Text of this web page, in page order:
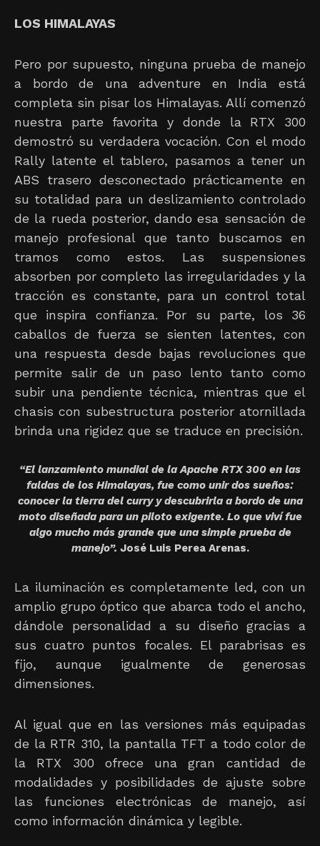
LOS HIMALAYAS
Pero por supuesto, ninguna prueba de manejo
a bordo de una adventure en India está
completa sin pisar los Himalayas. Allí comenzó
nuestra parte favorita y donde la RTX 300
demostró su verdadera vocación. Con el modo
Rally latente el tablero, pasamos a tener un
ABS trasero desconectado prácticamente en
su totalidad para un deslizamiento controlado
de la rueda posterior, dando esa sensación de
manejo profesional que tanto buscamos en
tramos como estos. Las suspensiones
absorben por completo las irregularidades y la
tracción es constante, para un control total
que inspira confianza. Por su parte, los 36
caballos de fuerza se sienten latentes, con
una respuesta desde bajas revoluciones que
permite salir de un paso lento tanto como
subir una pendiente técnica, mientras que el
chasis con subestructura posterior atornillada
brinda una rigidez que se traduce en precisión.
“El lanzamiento mundial de la Apache RTX 300 en las
faldas de los Himalayas, fue como unir dos sueños:
conocer la tierra del curry y descubrirla a bordo de una
moto diseñada para un piloto exigente. Lo que viví fue
algo mucho más grande que una simple prueba de
manejo”. José Luis Perea Arenas.
La iluminación es completamente led, con un
amplio grupo óptico que abarca todo el ancho,
dándole personalidad a su diseño gracias a
sus cuatro puntos focales. El parabrisas es
fijo, aunque igualmente de generosas
dimensiones.
Al igual que en las versiones más equipadas
de la RTR 310, la pantalla TFT a todo color de
la RTX 300 ofrece una gran cantidad de
modalidades y posibilidades de ajuste sobre
las funciones electrónicas de manejo, así
como información dinámica y legible.